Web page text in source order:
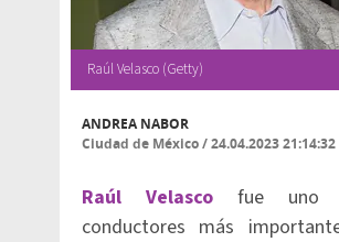
Raúl Velasco (Getty)
ANDREA NABOR
Ciudad de México/24.04.2023 21:14:32
Raúl Velasco fue uno
conductores más